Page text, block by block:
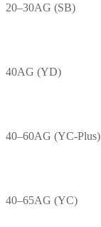
20–30AG (SB)
40AG (YD)
40–60AG (YC-Plus)
40–65AG (YC)